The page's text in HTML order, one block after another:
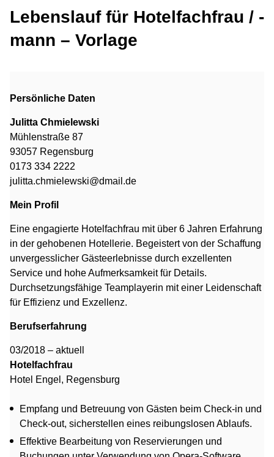
Lebenslauf für Hotelfachfrau / -
mann – Vorlage
Persönliche Daten
Julitta Chmielewski
Mühlenstraße 87
93057 Regensburg
0173 334 2222
julitta.chmielewski@dmail.de
Mein Profil
Eine engagierte Hotelfachfrau mit über 6 Jahren Erfahrung
in der gehobenen Hotellerie. Begeistert von der Schaffung
unvergesslicher Gästeerlebnisse durch exzellenten
Service und hohe Aufmerksamkeit für Details.
Durchsetzungsfähige Teamplayerin mit einer Leidenschaft
für Effizienz und Exzellenz.
Berufserfahrung
03/2018 – aktuell
Hotelfachfrau
Hotel Engel, Regensburg
Empfang und Betreuung von Gästen beim Check-in und
Check-out, sicherstellen eines reibungslosen Ablaufs.
Effektive Bearbeitung von Reservierungen und